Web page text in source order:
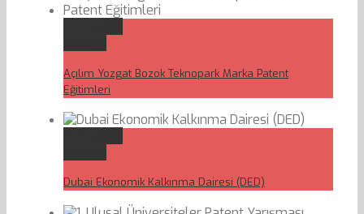
Açılım Yozgat Bozok Teknopark Marka Patent
Eğitimleri
Dubai Ekonomik Kalkınma Dairesi (DED)